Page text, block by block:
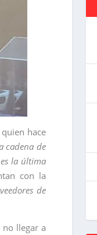
hace
cadena de
la última
con la
de
llegar a